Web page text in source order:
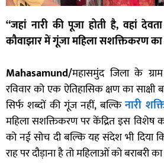
“जहां नारी की पूजा होती है, वहां
कौवाझार में गूंजा महिला सशक्तिकरण का
Mahasamund/महासमुंद जिला के
रविवार को एक ऐतिहासिक क्षण का साक्षी
सिर्फ शब्दों की गूंज नहीं, बल्किनारी
महिला सशक्तिकरण पर केंद्रित इस विशेष
को नई सोच दी बल्कि यह संदेश भी दिया
राह पर दौड़ाना है तो महिलाओं को बराबरी